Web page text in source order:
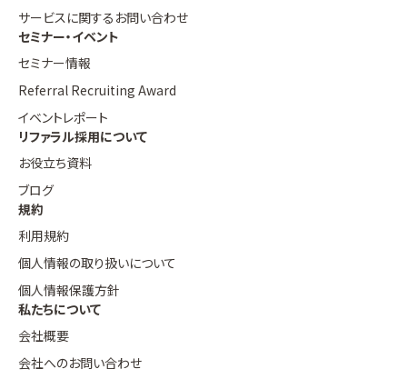
サービスに関するお問い合わせ
セミナー・イベント
セミナー情報
Referral Recruiting Award
イベントレポート
リファラル採用について
お役立ち資料
ブログ
規約
利用規約
個人情報の取り扱いについて
個人情報保護方針
私たちについて
会社概要
会社へのお問い合わせ